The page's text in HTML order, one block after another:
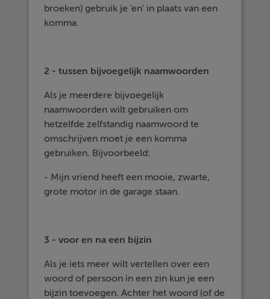
broeken) gebruik je 'en' in plaats van een
komma.
2 - tussen bijvoegelijk naamwoorden
Als je meerdere bijvoegelijk
naamwoorden wilt gebruiken om
hetzelfde zelfstandig naamwoord te
omschrijven moet je een komma
gebruiken. Bijvoorbeeld:
- Mijn vriend heeft een mooie, zwarte,
grote motor in de garage staan.
3 - voor en na een bijzin
Als je iets meer wilt vertellen over een
woord of persoon in een zin kun je een
bijzin toevoegen. Achter het woord (of de